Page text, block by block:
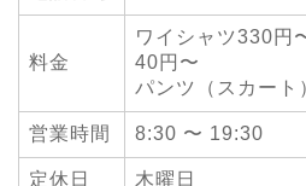
料金
ワイシャツ330円
40円〜
パンツ（スカート
営業時間 8:30 〜 19:30
定休日 木曜日